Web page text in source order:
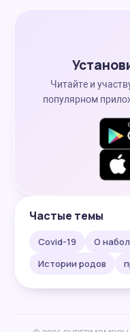
Читайте и
популярном
Частые темы
Covid-19 О
Истории родов